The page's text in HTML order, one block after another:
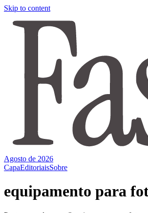
Skip to content
Agosto de 2026
CapaEditoriaisSobre
equipamento para